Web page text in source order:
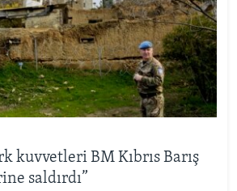
kuvvetleri BM Kıbrıs Barış
saldırdı”